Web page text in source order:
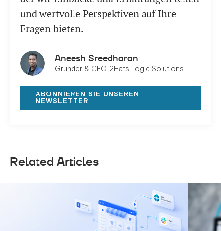
und wertvolle Perspektiven auf Ihre
Fragen bieten.
Aneesh Sreedharan
Gründer & CEO, 2Hats Logic Solutions
ABONNIEREN SIE UNSEREN
NEWSLETTER
Related Articles